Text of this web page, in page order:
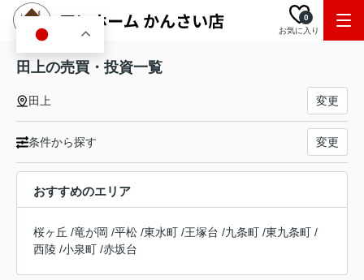
お気に入り
0
田上の売買・投資一覧
田上 変更
条件から探す 変更
おすすめのエリア
桜ヶ丘 /竜が岡 /平松 /東水町 /王塚台 /九条町 /東九条町 /
西陵 /小泉町 /赤坂台